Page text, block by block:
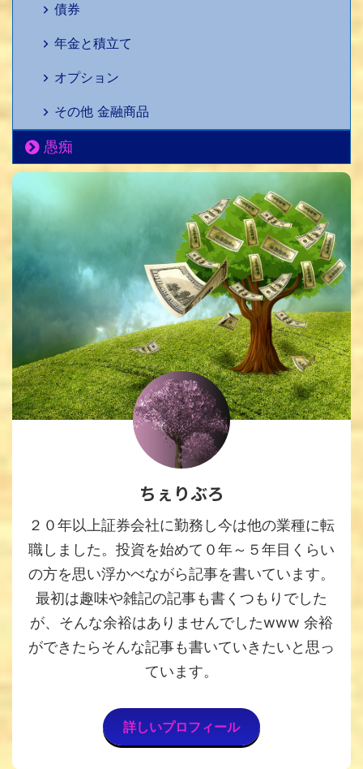
債券
年金と積立て
オプション
その他 金融商品
愚痴
ちぇりぶろ
２０年以上証券会社に勤務し今は他の業種に転
職しました。投資を始めて０年～５年目くらい
の方を思い浮かべながら記事を書いています。
最初は趣味や雑記の記事も書くつもりでした
が、そんな余裕はありませんでしたwww 余裕
ができたらそんな記事も書いていきたいと思っ
ています。
詳しいプロフィール